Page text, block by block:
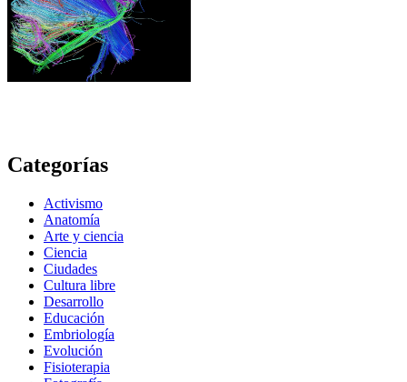
Categorías
Activismo
Anatomía
Arte y ciencia
Ciencia
Ciudades
Cultura libre
Desarrollo
Educación
Embriología
Evolución
Fisioterapia